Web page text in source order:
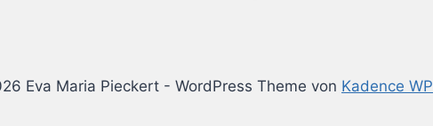
Eva Maria Pieckert - WordPress Theme von Kadence WP